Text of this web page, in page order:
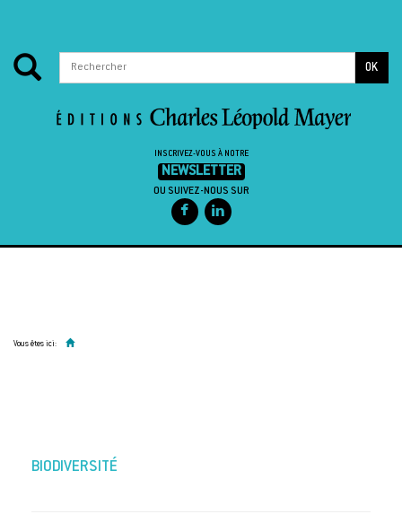
OK
INSCRIVEZ-VOUS À NOTRE
NEWSLETTER
OU SUIVEZ-NOUS SUR
Vous êtes ici:
BIODIVERSITÉ